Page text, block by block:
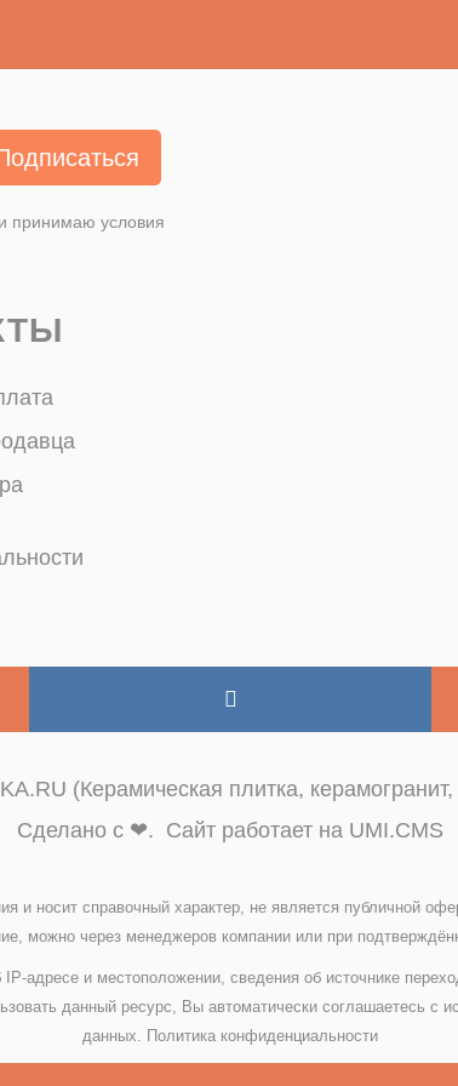
и принимаю условия
(Керамическая плитка, керамогранит,
Сделано с ❤. Сайт работает на UMI.CMS
и носит справочный характер, не является публичной
можно через менеджеров компании или при
адресе и местоположении, сведения об источнике
данный ресурс, Вы автоматически соглашаетесь с
данных. Политика конфиденциальности